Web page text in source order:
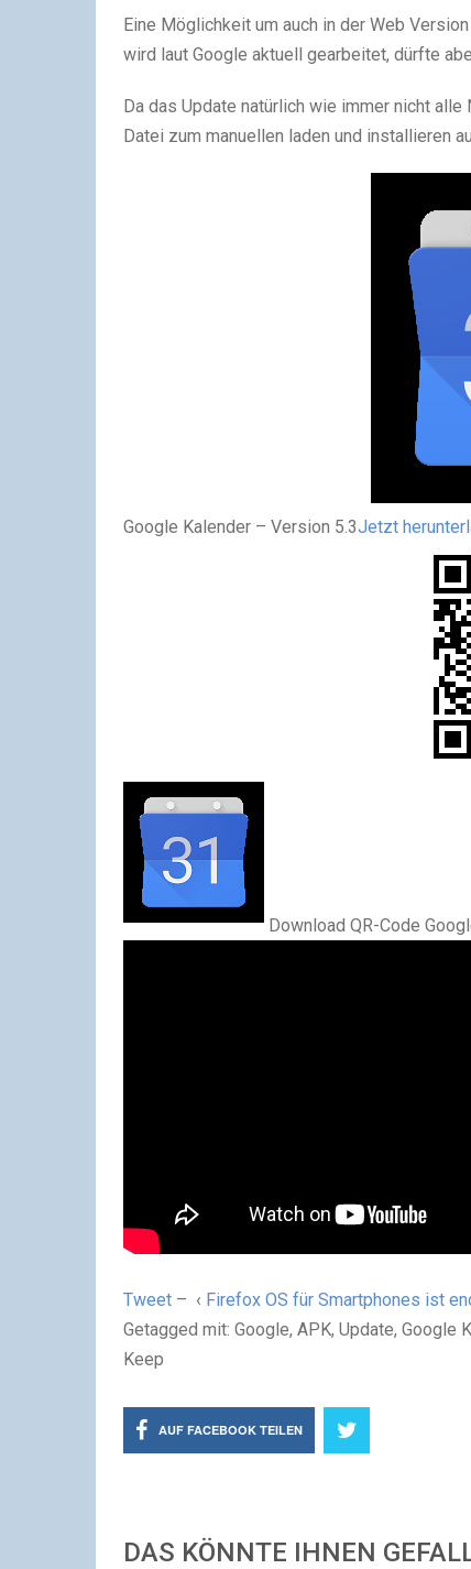
Eine Möglichkeit um auch in der Web
wird laut Google aktuell gearbeitet, dürfte
Da das Update natürlich wie immer nicht
Datei zum manuellen laden und installieren
Google Kalender – Version 5.3Jetzt
Download QR-Code
Tweet – ‹ Firefox OS für Smartphones ist
Getagged mit: Google, APK, Update, Google
Keep
AUF FACEBOOK TEILEN
DAS KÖNNTE IHNEN